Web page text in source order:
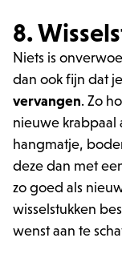
8.
Niets is
dan ook fijn dat
vervangen. Zo
nieuwe krabpaal
hangmatje,
deze dan met
zo goed als
wisselstukken
wenst aan te
Strikt
zoals
Zonder
website
Naam